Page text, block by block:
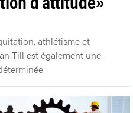
athlétisme et
Till est également une